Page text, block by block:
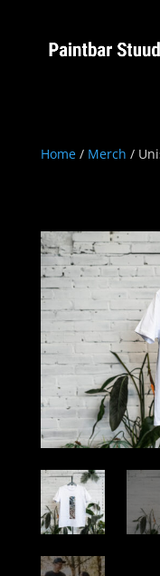
Home/ Merch /